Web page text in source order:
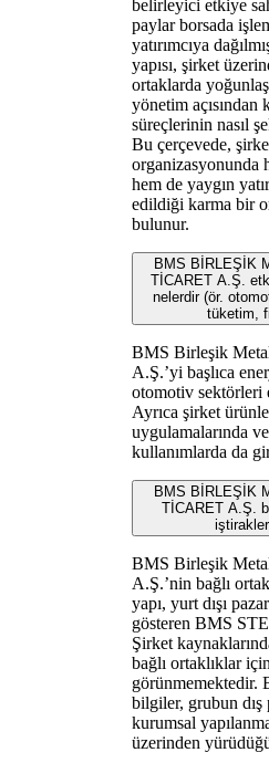
belirleyici etkiye
paylar borsada
yatırımcıya
yapısı, şirket
ortaklarda
yönetim açısından
süreçlerinin nasıl
Bu çerçevede,
organizasyonunda
hem de yaygın
edildiği karma bir
bulunur.
BMS BİRLEŞİK
TİCARET A.Ş.
nelerdir (ör.
tüketim,
BMS Birleşik
A.Ş.’yi başlıca
otomotiv sektörleri
Ayrıca şirket
uygulamalarında
kullanımlarda da
BMS BİRLEŞİK
TİCARET A.Ş.
BMS Birleşik
A.Ş.’nin bağlı
yapı, yurt dışı
gösteren BMS
Şirket
bağlı ortaklıklar
görünmemektedir.
bilgiler, grubun dış
kurumsal
üzerinden